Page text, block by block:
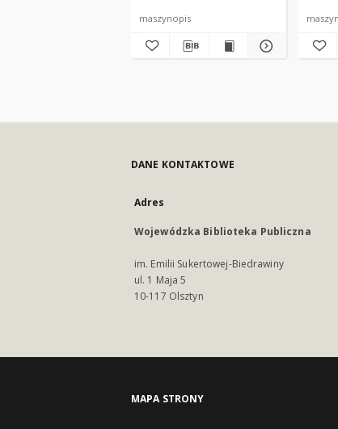
maszynopis
DANE KONTAKTOWE
Adres
Wojewódzka Biblioteka Publiczna
im. Emilii Sukertowej-Biedrawiny
ul. 1 Maja 5
10-117 Olsztyn
MAPA STRONY